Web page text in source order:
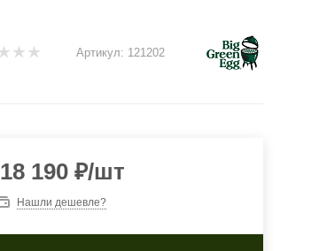
Артикул: 121202
18 190 ₽/шт
Нашли дешевле?